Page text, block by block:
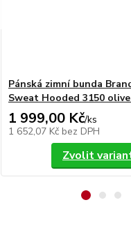
Pánská zimní bunda
Sweat Hooded 3150
1 999,00 Kč/ks
1 652,07 Kč bez DPH
Zvolit